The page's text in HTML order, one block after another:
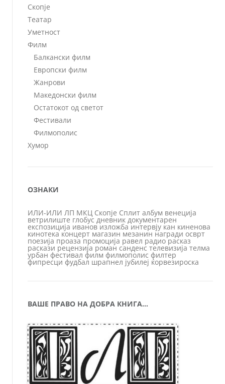
Скопје
Театар
Уметност
Филм
Балкански филм
Европски филм
Жанрови
Македонски филм
Остатокот од светот
Фестивали
Филмополис
Хумор
ОЗНАКИ
ИЛИ-ИЛИ ЛП МКЦ Скопје Сплит албум венеција
ветрилиште глобус дневник документарен
експозиција иванов изложба интервју кан киненова
кинотека концерт магазин мезанин награди осврт
поезија проаза промоција равел радио расказ
раскази рецензија роман санденс телевизија телма
урбан фестивал филм филмополис филтер
фипресци фудбал шрапнел јубилеј ќорвезироска
ВАШЕ ПРАВО НА ДОБРА КНИГА…